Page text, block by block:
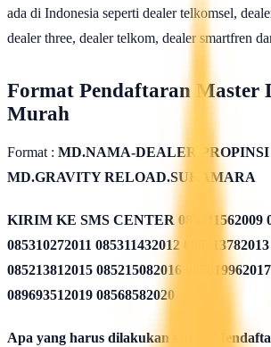
ada di Indonesia seperti dealer telkomsel,
dealer three, dealer telkom, dealer smartfren
Format Pendaftaran Master
Murah
Format : MD.NAMA-DEALER.PROPINSI
MD.GRAVITY RELOAD.SUKAMARA
KIRIM KE SMS CENTER 085311562009
085310272011 085311432012
085213812015 085215082016
089693512019 08568582020
Apa yang harus dilakukan seusai